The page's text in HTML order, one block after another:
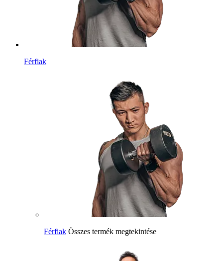
Férfiak
Férfiak Összes termék megtekintése